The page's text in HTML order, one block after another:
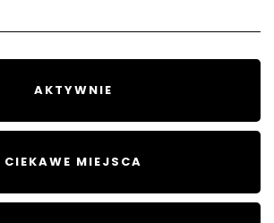
AKTYWNIE
CIEKAWE MIEJSCA